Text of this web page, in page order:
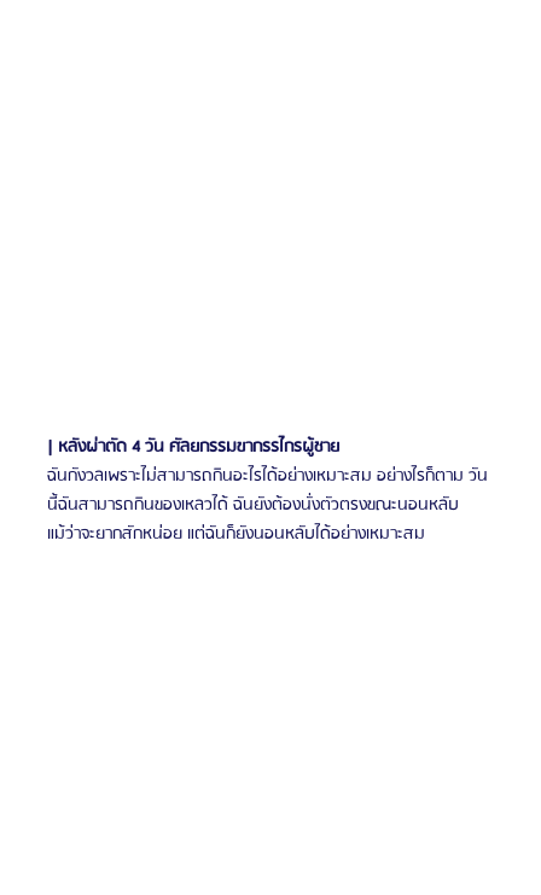
| หลังผ่าตัด 4 วัน ศัลยกรรมขากรรไกรผู้ชาย
ฉันกังวลเพราะไม่สามารถกินอะไรได้อย่างเหมาะสม อย่างไรก็ตาม วัน
นี้ฉันสามารถกินของเหลวได้ ฉันยังต้องนั่งตัวตรงขณะนอนหลับ
แม้ว่าจะยากสักหน่อย แต่ฉันก็ยังนอนหลับได้อย่างเหมาะสม